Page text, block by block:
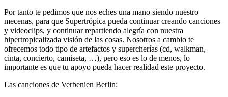
Por tanto te pedimos que nos eches una mano siendo nuestro
mecenas, para que Supertrópica pueda continuar creando canciones
y videoclips, y continuar repartiendo alegría con nuestra
hipertropicalizada visión de las cosas. Nosotros a cambio te
ofrecemos todo tipo de artefactos y supercherías (cd, walkman,
cinta, concierto, camiseta, …), pero eso es lo de menos, lo
importante es que tu apoyo pueda hacer realidad este proyecto.
Las canciones de Verbenien Berlin: